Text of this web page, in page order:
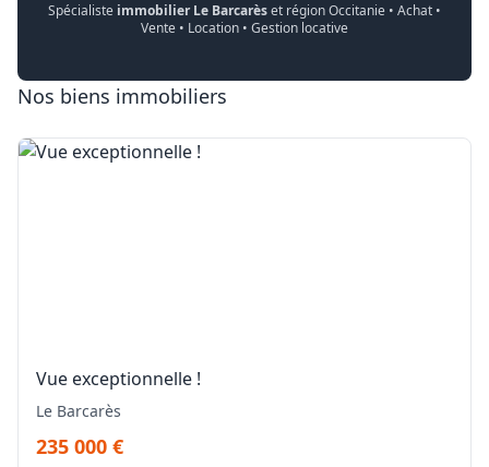
Spécialiste immobilier Le Barcarèset région Occitanie • Achat •
Vente • Location • Gestion locative
Nos biens immobiliers
Vue exceptionnelle !
Le Barcarès
235 000 €